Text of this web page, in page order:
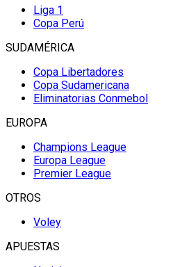
Liga 1
Copa Perú
SUDAMÉRICA
Copa Libertadores
Copa Sudamericana
Eliminatorias Conmebol
EUROPA
Champions League
Europa League
Premier League
OTROS
Voley
APUESTAS